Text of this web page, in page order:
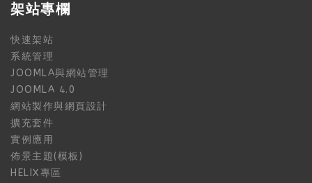
架站專欄
快速架站
系統管理
JOOMLA與網站管理
JOOMLA 4.0
網站製作與網頁設計
擴充套件
實例應用
佈景主題(模板)
HELIX專區